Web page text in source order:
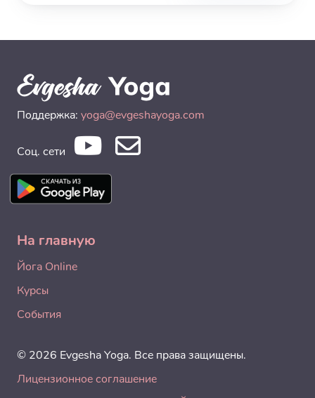
Поддержка: yoga@evgeshayoga.com
Соц. сети
На главную
Йога Online
Курсы
События
© 2026 Evgesha Yoga. Все права защищены.
Лицензионное соглашение